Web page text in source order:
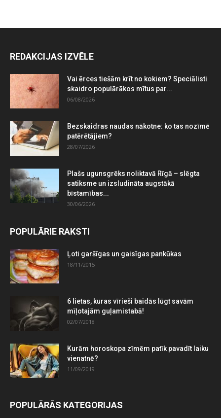
REDAKCIJAS IZVĒLE
Vai ērces tiešām krīt no kokiem? Speciālisti
skaidro populārākos mītus par...
06/08/2026
Bezskaidras naudas nākotne: ko tas nozīmē
patērētājiem?
28/07/2026
Plašs ugunsgrēks noliktavā Rīgā – slēgta
satiksme un izsludināta augstākā
bīstamības...
30/06/2026
POPULĀRIE RAKSTI
Ļoti garšīgas un gaisīgas pankūkas
18/11/2015
6 lietas, kuras vīrieši baidās lūgt savām
mīļotajām guļamistabā!
02/07/2018
Kurām horoskopa zīmēm patīk pavadīt laiku
vienatnē?
11/09/2019
POPULĀRĀS KATEGORIJAS